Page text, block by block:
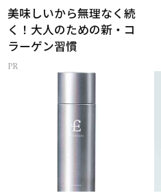
美味しいから無理なく続
く！大人のための新・コ
ラーゲン習慣